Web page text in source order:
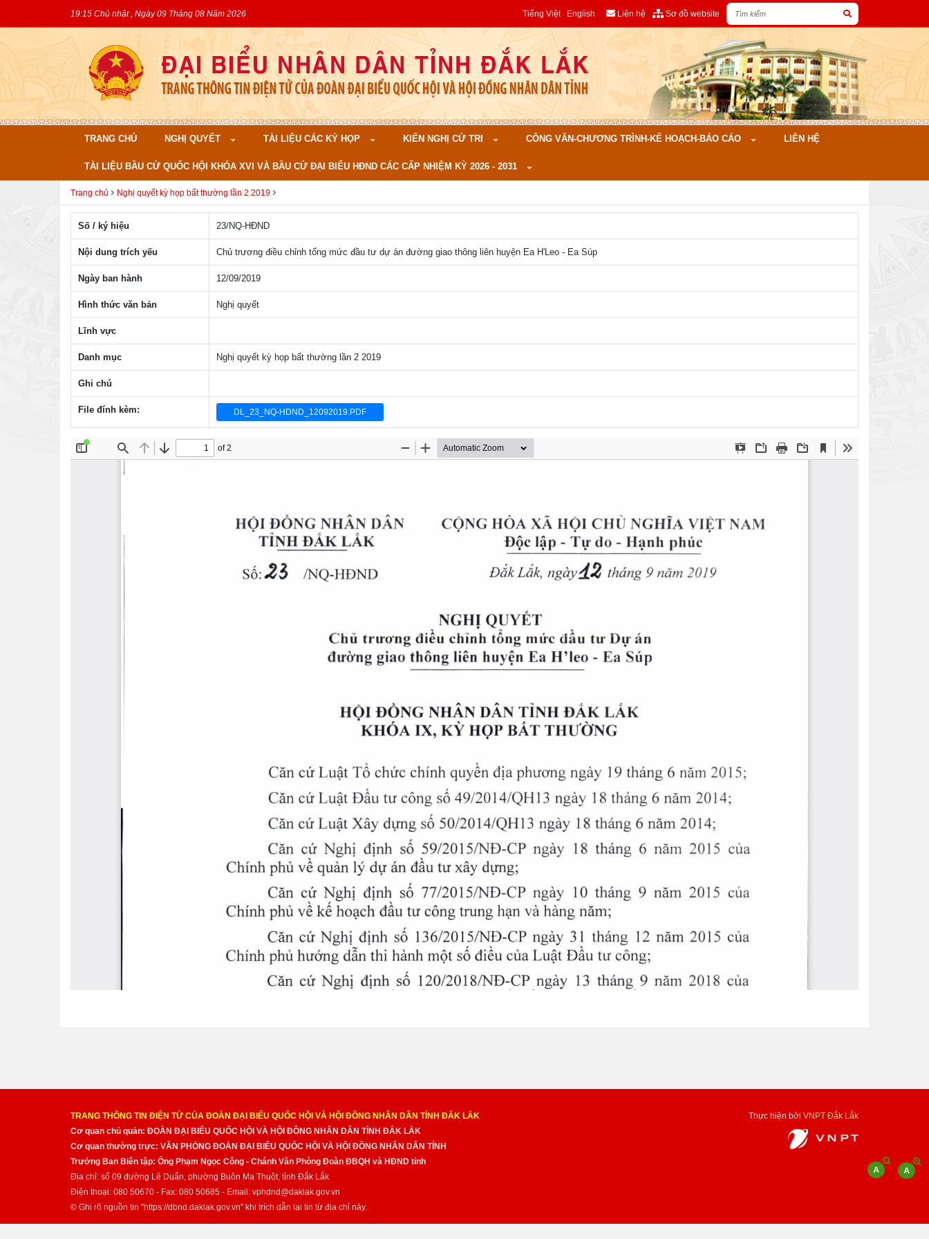
19:15 Chủ nhật , Ngày 09 Tháng 08 Năm 2026 Tiếng Việt English Liên hệ Sơ đồ website
TRANG CHỦ NGHỊ QUYẾT TÀI LIỆU CÁC KỲ HỌP KIẾN NGHỊ CỬ TRI CÔNG VĂN-CHƯƠNG TRÌNH-KẾ HOẠCH-BÁO CÁO LIÊN HỆ
TÀI LIỆU BẦU CỬ QUỐC HỘI KHÓA XVI VÀ BẦU CỬ ĐẠI BIỂU HĐND CÁC CẤP NHIỆM KỲ 2026 - 2031
Trang chủ Nghị quyết kỳ họp bất thường lần 2 2019
Số / ký hiệu 23/NQ-HÐND
Nội dung trích yếu Chủ trương điều chỉnh tổng mức đầu tư dự án đường giao thông liên huyện Ea H'Leo - Ea Súp
Ngày ban hành 12/09/2019
Hình thức văn bản Nghị quyết
Lĩnh vực
Danh mục Nghị quyết kỳ họp bất thường lần 2 2019
Ghi chú
File đính kèm: DL_23_NQ-HDND_12092019.PDF
TRANG THÔNG TIN ĐIỆN TỬ CỦA ĐOÀN ĐẠI BIỂU QUỐC HỘI VÀ HỘI ĐỒNG NHÂN DÂN TỈNH ĐẮK LẮK
Cơ quan chủ quản: ĐOÀN ĐẠI BIỂU QUỐC HỘI VÀ HỘI ĐỒNG NHÂN DÂN TỈNH ĐẮK LẮK
Cơ quan thường trực: VĂN PHÒNG ĐOÀN ĐẠI BIỂU QUỐC HỘI VÀ HỘI ĐỒNG NHÂN DÂN TỈNH
Trưởng Ban Biên tập: Ông Phạm Ngọc Công - Chánh Văn Phòng Đoàn ĐBQH và HĐND tỉnh
Địa chỉ: số 09 đường Lê Duẩn, phường Buôn Ma Thuột, tỉnh Đắk Lắk
Điện thoại: 080 50670 - Fax: 080 50685 - Email: vphdnd@daklak.gov.vn
© Ghi rõ nguồn tin "https://dbnd.daklak.gov.vn" khi trích dẫn lại tin từ địa chỉ này.
Thực hiện bởi VNPT Đắk Lắk